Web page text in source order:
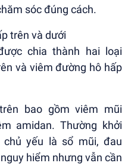
sóc đúng cách.
trên và dưới
chia thành hai loại
và viêm đường hô hấp
bao gồm viêm mũi
amidan. Thường khởi
yếu là sổ mũi, đau
hiểm nhưng vẫn cần